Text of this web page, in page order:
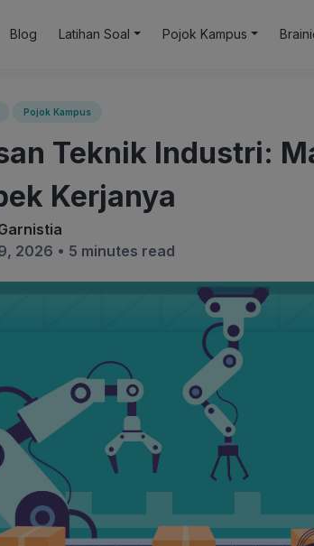
Blog Latihan Soal Pojok Kampus
Pojok Kampus
Teknik Industri:
Kerjanya
2026 • 5 minutes read